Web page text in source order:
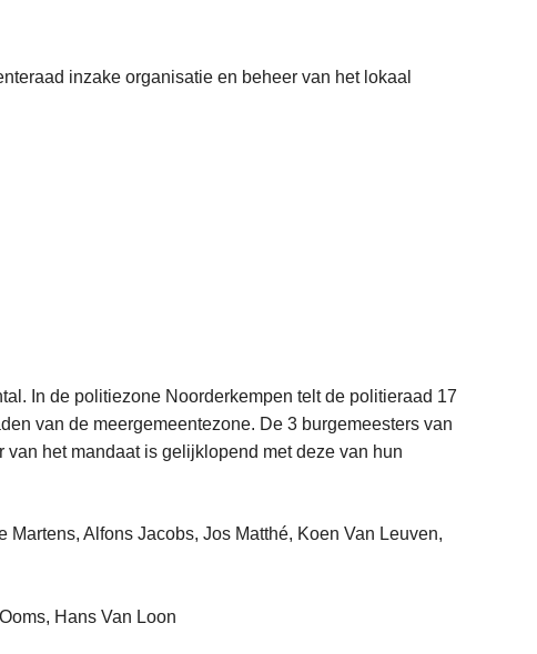
inzake organisatie en beheer van het lokaal
In de politiezone Noorderkempen telt de politieraad 17
van de meergemeentezone. De 3 burgemeesters van
het mandaat is gelijklopend met deze van hun
Martens, Alfons Jacobs, Jos Matthé, Koen Van Leuven,
Hans Van Loon